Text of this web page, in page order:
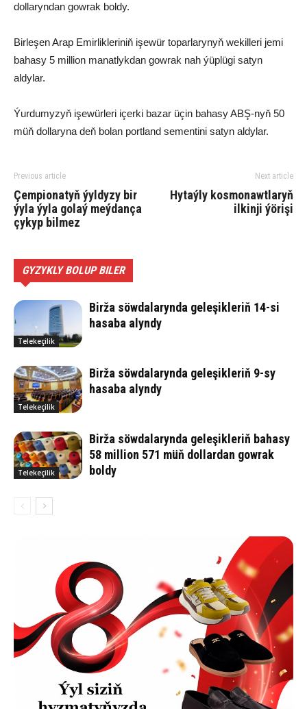
dollaryndan gowrak boldy.
Birleşen Arap Emirlikleriniň işewür toparlarynyň wekilleri jemi
bahasy 5 million manatlykdan gowrak nah ýüplügi satyn
aldylar.
Ýurdumyzyň işewürleri içerki bazar üçin bahasy ABŞ-nyň 50
müň dollaryna deň bolan portland sementini satyn aldylar.
Previous article
Çempionatyň ýyldyzy bir
ýyla ýyla golaý meýdança
çykyp bilmez
Next article
Hytaýly kosmonawtlaryň
ilkinji ýörişi
GYZYKLY BOLUP BILER
Telekeçilik
Birža söwdalarynda geleşikleriň 14-si
hasaba alyndy
Telekeçilik
Birža söwdalarynda geleşikleriň 9-sy
hasaba alyndy
Telekeçilik
Birža söwdalarynda geleşikleriň bahasy
58 million 571 müň dollardan gowrak
boldy